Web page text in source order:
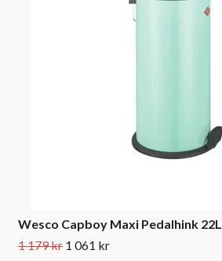
Wesco Capboy Maxi Pedalhink
1 179 kr 1 061 kr